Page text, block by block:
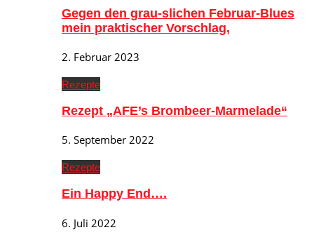
Gegen den grau-slichen Februar-Blues
mein praktischer Vorschlag,
2. Februar 2023
Rezepte
Rezept „AFE’s Brombeer-Marmelade“
5. September 2022
Rezepte
Ein Happy End….
6. Juli 2022